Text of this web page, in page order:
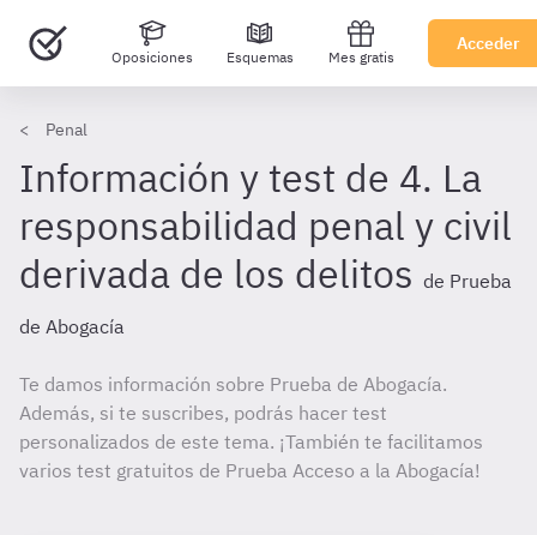
Oposiciones Esquemas Mes gratis
Acceder
Penal
Información y test de 4. La
responsabilidad penal y civil
derivada de los delitos de Prueba
de Abogacía
Te damos información sobre Prueba de Abogacía.
Además, si te suscribes, podrás hacer test
personalizados de este tema. ¡También te facilitamos
varios test gratuitos de Prueba Acceso a la Abogacía!